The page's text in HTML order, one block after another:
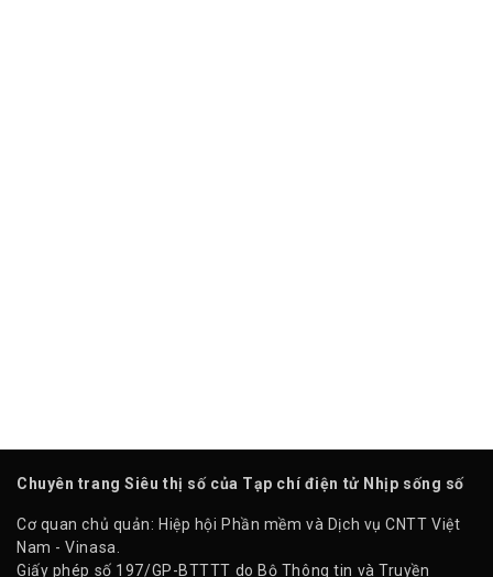
Chuyên trang Siêu thị số của Tạp chí điện tử Nhịp sống số
Cơ quan chủ quản: Hiệp hội Phần mềm và Dịch vụ CNTT Việt
Nam - Vinasa.
Giấy phép số 197/GP-BTTTT do Bộ Thông tin và Truyền